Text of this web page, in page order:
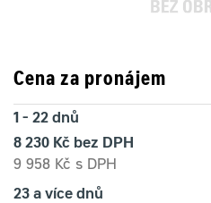
Cena za pronájem
1 - 22 dnů
8 230 Kč bez DPH
9 958 Kč s DPH
23 a více dnů